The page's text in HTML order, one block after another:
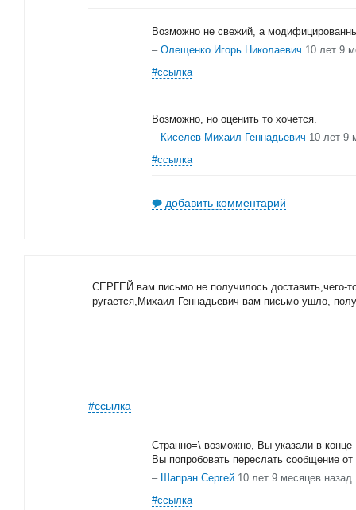
Возможно не свежий, а
– Олещенко Игорь Николаевич 10 лет 9
#ссылка
Возможно, но оценить то хочется.
– Киселев Михаил Геннадьевич 10 лет 9
#ссылка
добавить комментарий
СЕРГЕЙ вам письмо не получилось доставить,чего-
ругается,Михаил Геннадьевич вам письмо ушло,
#ссылка
Странно=\ возможно, Вы указали в
Вы попробовать переслать сообщение
– Шапран Сергей 10 лет 9 месяцев назад
#ссылка